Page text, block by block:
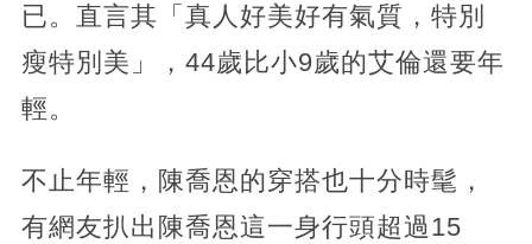
已。直言其「真人好美好有氣質，特別
瘦特別美」，44歲比小9歲的艾倫還要年
輕。
不止年輕，陳喬恩的穿搭也十分時髦，
有網友扒出陳喬恩這一身行頭超過15